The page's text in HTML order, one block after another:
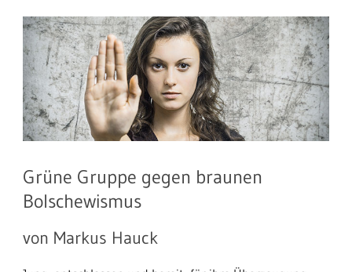
Grüne Gruppe gegen braunen
Bolschewismus
von Markus Hauck